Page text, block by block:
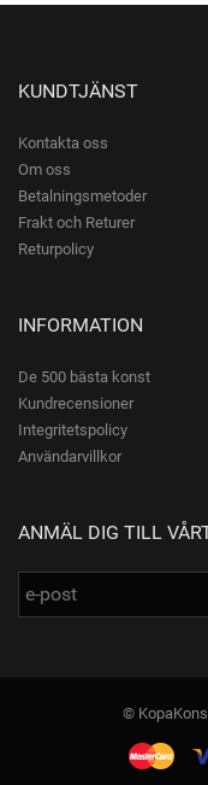
KUNDTJÄNST
Kontakta oss
Om oss
Betalningsmetoder
Frakt och Returer
Returpolicy
INFORMATION
De 500 bästa konst
Kundrecensioner
Integritetspolicy
Användarvillkor
ANMÄL DIG TILL
©